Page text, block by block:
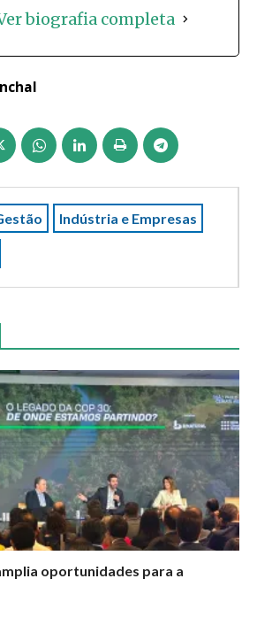
biografia completa
Indústria e Empresas
oportunidades para a